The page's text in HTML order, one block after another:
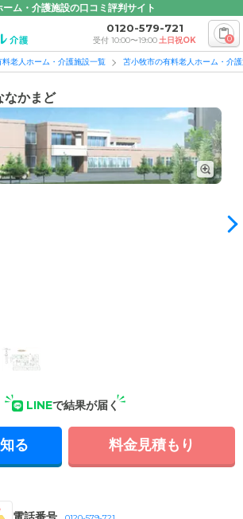
ーム・介護施設の口コミ評判サイト
0120-579-721
受付 10:00〜19:00土日祝OK 0
料老人ホーム・介護施設一覧 苫小牧市の有料老人ホーム・介
かまど
LINEで結果が届く
る 料金見積もり